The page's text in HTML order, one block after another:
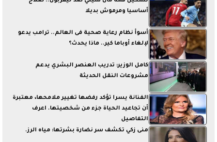
أساسيا ومرموش بديلا
أسوأ نظام رعاية صحية فى العالم.. ترامب يدعو
لإلغاء أوباما كير.. ماذا يحدث؟
كامل الوزير: تدريب العنصر البشري يدعم
مشروعات النقل الحديثة
الفنانة يسرا تؤكد رفضها تغيير ملامحها، معتبرة
أن تجاعيد الحياة جزء من شخصيتها. اعرف
التفاصيل
منى زكي تكشف سر نضارة بشرتها: مياه الرز.